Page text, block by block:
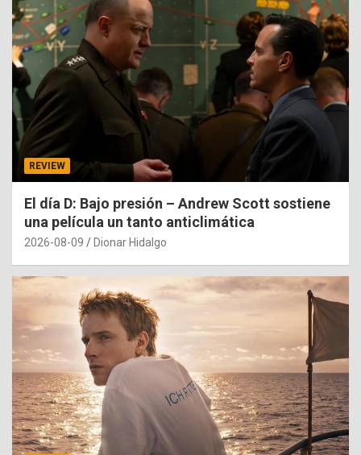
REVIEW
El día D: Bajo presión – Andrew Scott sostiene
una película un tanto anticlimática
2026-08-09 Dionar Hidalgo